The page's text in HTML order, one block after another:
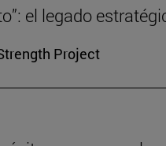
el legado
Project